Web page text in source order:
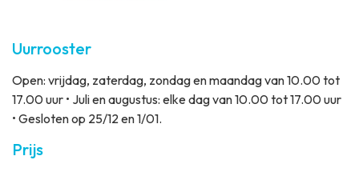
Uurrooster
Open: vrijdag, zaterdag, zondag en maandag van 10.00 tot
17.00 uur • Juli en augustus: elke dag van 10.00 tot 17.00 uur
• Gesloten op 25/12 en 1/01.
Prijs